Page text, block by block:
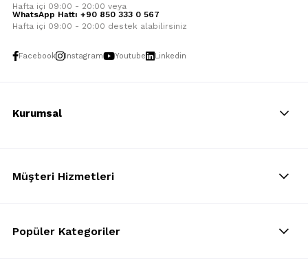
Hafta içi 09:00 - 20:00 veya
WhatsApp Hattı +90 850 333 0 567
Hafta içi 09:00 - 20:00 destek alabilirsiniz
Facebook Instagram Youtube Linkedin
Kurumsal
Müşteri Hizmetleri
Popüler Kategoriler